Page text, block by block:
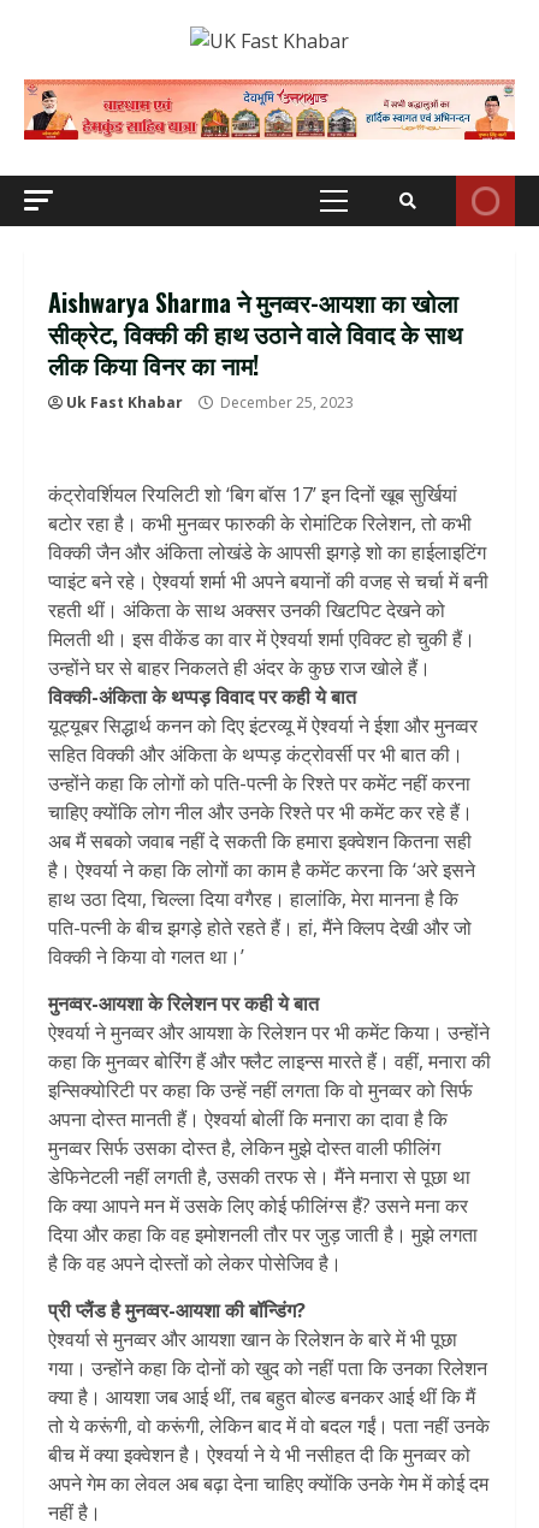
Primary
Aishwarya Sharma ने मुनव्वर-आयशा का खोला
सीक्रेट, विक्की की हाथ उठाने वाले विवाद के साथ
लीक किया विनर का नाम!
Uk Fast Khabar December 25, 2023
कंट्रोवर्शियल रियलिटी शो ‘बिग बॉस 17’ इन दिनों खूब सुर्खियां
बटोर रहा है। कभी मुनव्वर फारुकी के रोमांटिक रिलेशन, तो कभी
विक्की जैन और अंकिता लोखंडे के आपसी झगड़े शो का हाईलाइटिंग
प्वाइंट बने रहे। ऐश्वर्या शर्मा भी अपने बयानों की वजह से चर्चा में बनी
रहती थीं। अंकिता के साथ अक्सर उनकी खिटपिट देखने को
मिलती थी। इस वीकेंड का वार में ऐश्वर्या शर्मा एविक्ट हो चुकी हैं।
उन्होंने घर से बाहर निकलते ही अंदर के कुछ राज खोले हैं।
विक्की-अंकिता के थप्पड़ विवाद पर कही ये बात
यूट्यूबर सिद्धार्थ कनन को दिए इंटरव्यू में ऐश्वर्या ने ईशा और मुनव्वर
सहित विक्की और अंकिता के थप्पड़ कंट्रोवर्सी पर भी बात की।
उन्होंने कहा कि लोगों को पति-पत्नी के रिश्ते पर कमेंट नहीं करना
चाहिए क्योंकि लोग नील और उनके रिश्ते पर भी कमेंट कर रहे हैं।
अब मैं सबको जवाब नहीं दे सकती कि हमारा इक्वेशन कितना सही
है। ऐश्वर्या ने कहा कि लोगों का काम है कमेंट करना कि ‘अरे इसने
हाथ उठा दिया, चिल्ला दिया वगैरह। हालांकि, मेरा मानना है कि
पति-पत्नी के बीच झगड़े होते रहते हैं। हां, मैंने क्लिप देखी और जो
विक्की ने किया वो गलत था।’
मुनव्वर-आयशा के रिलेशन पर कही ये बात
ऐश्वर्या ने मुनव्वर और आयशा के रिलेशन पर भी कमेंट किया। उन्होंने
कहा कि मुनव्वर बोरिंग हैं और फ्लैट लाइन्स मारते हैं। वहीं, मनारा की
इन्सिक्योरिटी पर कहा कि उन्हें नहीं लगता कि वो मुनव्वर को सिर्फ
अपना दोस्त मानती हैं। ऐश्वर्या बोलीं कि मनारा का दावा है कि
मुनव्वर सिर्फ उसका दोस्त है, लेकिन मुझे दोस्त वाली फीलिंग
डेफिनेटली नहीं लगती है, उसकी तरफ से। मैंने मनारा से पूछा था
कि क्या आपने मन में उसके लिए कोई फीलिंग्स हैं? उसने मना कर
दिया और कहा कि वह इमोशनली तौर पर जुड़ जाती है। मुझे लगता
है कि वह अपने दोस्तों को लेकर पोसेजिव है।
प्री प्लैंड है मुनव्वर-आयशा की बॉन्डिंग?
ऐश्वर्या से मुनव्वर और आयशा खान के रिलेशन के बारे में भी पूछा
गया। उन्होंने कहा कि दोनों को खुद को नहीं पता कि उनका रिलेशन
क्या है। आयशा जब आई थीं, तब बहुत बोल्ड बनकर आई थीं कि मैं
तो ये करूंगी, वो करूंगी, लेकिन बाद में वो बदल गईं। पता नहीं उनके
बीच में क्या इक्वेशन है। ऐश्वर्या ने ये भी नसीहत दी कि मुनव्वर को
अपने गेम का लेवल अब बढ़ा देना चाहिए क्योंकि उनके गेम में कोई दम
नहीं है।